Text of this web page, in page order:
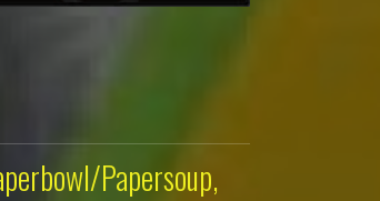
Papersoup,